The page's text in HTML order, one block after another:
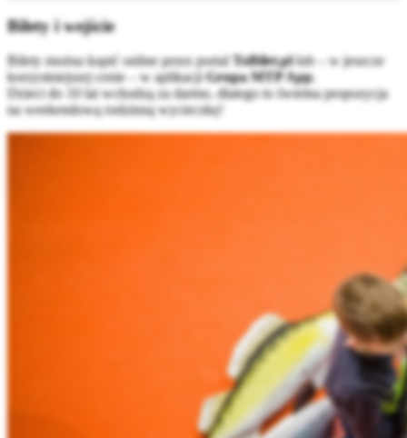
Bilety i wejście
Bilety można kupić online przez portal ToBilet.pllub – w jeszcze
korzystniejszej cenie – w aplikacjiGrupa MTP App.
Dzieci do 10 lat wchodzą za darmo, dlatego to świetna propozycja
na weekendową rodzinną wycieczkę!